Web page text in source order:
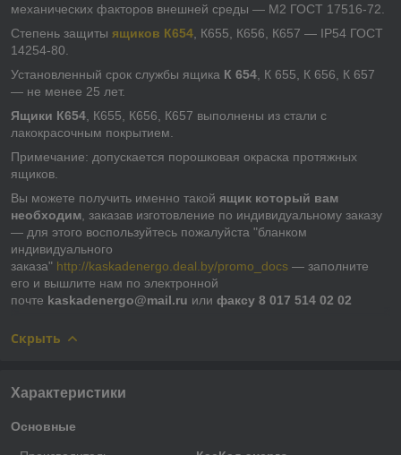
механических факторов внешней среды — М2 ГОСТ 17516-72.
Степень защиты ящиков К654 , К655, К656, К657 — IP54 ГОСТ
14254-80.
Установленный срок службы ящика К 654 , К 655, К 656, К 657
— не менее 25 лет.
Ящики К654 , К655, К656, К657 выполнены из стали с
лакокрасочным покрытием.
Примечание: допускается порошковая окраска протяжных
ящиков.
Вы можете получить именно такой ящик который вам
необходим , заказав изготовление по индивидуальному заказу
― для этого воспользуйтесь пожалуйста "бланком
индивидуального
заказа" http://kaskadenergo.deal.by/promo_docs ― заполните
его и вышлите нам по электронной
почте kaskadenergo@mail.ru или факсу 8 017 514 02 02
Скрыть
Характеристики
Основные